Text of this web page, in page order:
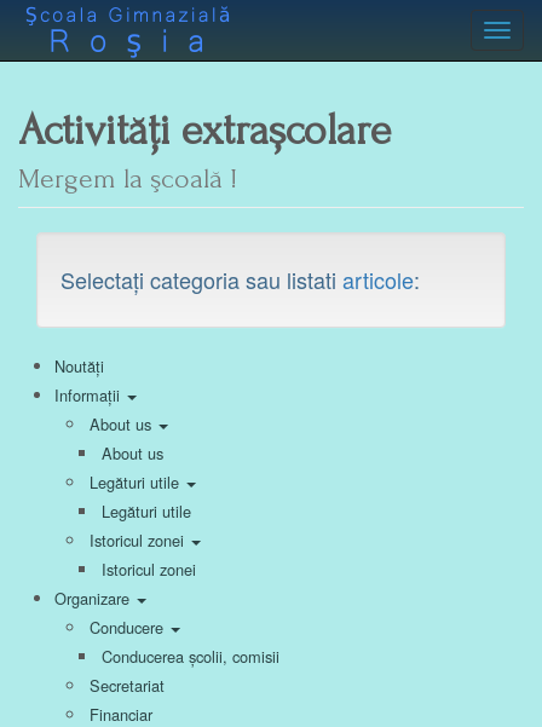
Activități extrașcolare
Mergem la şcoală !
Selectați categoria sau listati articole:
Noutăți
Informații
About us
About us
Legături utile
Legături utile
Istoricul zonei
Istoricul zonei
Organizare
Conducere
Conducerea școlii, comisii
Secretariat
Financiar